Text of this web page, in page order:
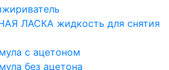
ЛАСКА жидкость для снятия
с ацетоном
без ацетона